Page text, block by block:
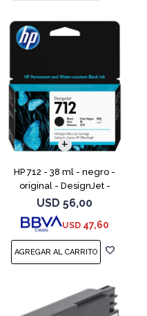
HP 712 - 38 ml - negro -
original - DesignJet -
cartucho de tinta - para
DesignJet Studio, T210, T230,
T250, T630, T650
USD 56,00
USD 47,60